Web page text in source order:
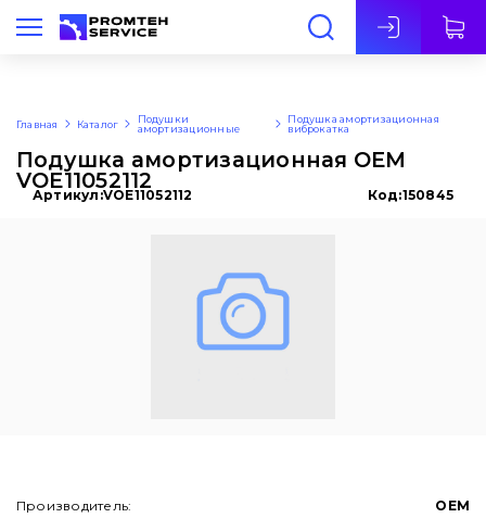
Рус
Главная Каталог
Подушки
амортизационные
Подушка амортизационная
виброкатка
Подушка амортизационная OEM
VOE11052112
Артикул:VOE11052112 Код:150845
Производитель:
OEM